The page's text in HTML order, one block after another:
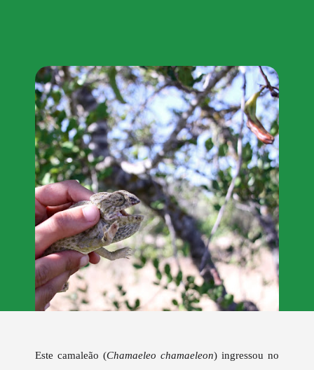
Este camaleão (Chamaeleo chamaeleon) ingressou no